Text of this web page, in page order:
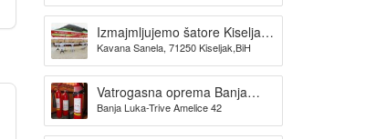
Izmajmljujemo šatore Kiseljak-
KAVANA SANELA
Kavana Sanela, 71250 Kiseljak,BiH
Vatrogasna oprema Banja
Luka -SPAS doo
Banja Luka-Trive Amelice 42